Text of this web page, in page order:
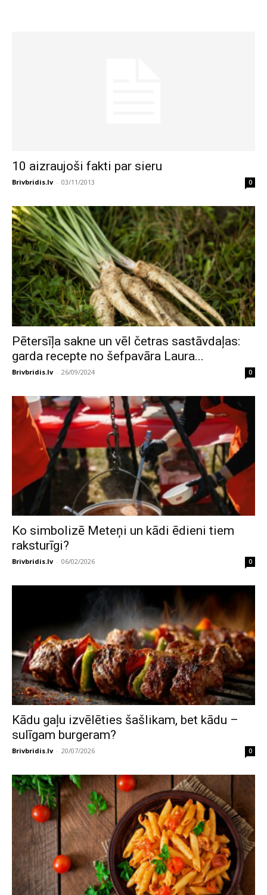
10 aizraujoši fakti par sieru
Brivbridis.lv - 03/11/2013 0
Pētersīļa sakne un vēl četras sastāvdaļas:
garda recepte no šefpavāra Laura...
Brivbridis.lv - 26/09/2024 0
Ko simbolizē Meteņi un kādi ēdieni tiem
raksturīgi?
Brivbridis.lv - 06/02/2026 0
Kādu gaļu izvēlēties šašlikam, bet kādu –
sulīgam burgeram?
Brivbridis.lv - 20/07/2026 0